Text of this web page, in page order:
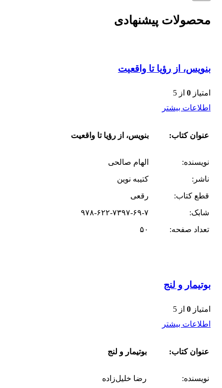
محصولات پیشنهادی
بنویس، از رؤیا تا واقعیت
امتیاز 0 از 5
اطلاعات بیشتر
عنوان کتاب: بنویس، از رؤیا تا واقعیت
نویسنده:
الهام صالحی
ناشر:
کتیبه نوین
قطع کتاب:
رقعی
شابک:
۹۷۸-۶۲۲-۷۳۹۷-۶۹-۷
تعداد صفحه:
۵۰
بوتیمار و لنج
امتیاز 0 از 5
اطلاعات بیشتر
عنوان کتاب: بوتیمار و لنج
نویسنده:
رضا خلیل‌زاده